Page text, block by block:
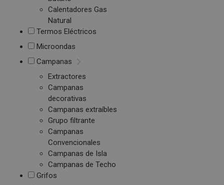
Calentadores Gas
Natural
Termos Eléctricos
Microondas
Campanas
Extractores
Campanas
decorativas
Campanas extraíbles
Grupo filtrante
Campanas
Convencionales
Campanas de Isla
Campanas de Techo
Grifos